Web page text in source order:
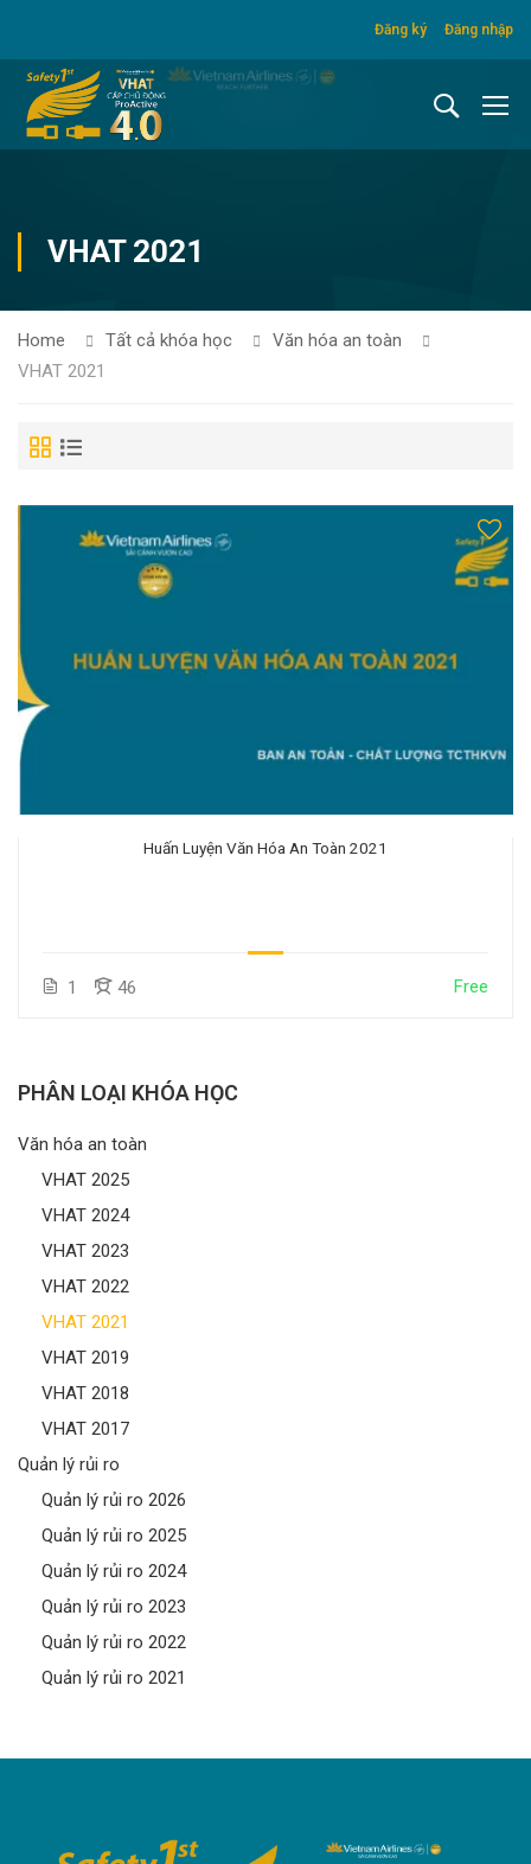
Đăng ký Đăng nhập
VHAT 2021
Home Tất cả khóa học
Văn hóa an toàn
VHAT 2021
Huấn Luyện Văn Hóa An Toàn 2021
1 46 Free
PHÂN LOẠI KHÓA HỌC
Văn hóa an toàn
VHAT 2025
VHAT 2024
VHAT 2023
VHAT 2022
VHAT 2021
VHAT 2019
VHAT 2018
VHAT 2017
Quản lý rủi ro
Quản lý rủi ro 2026
Quản lý rủi ro 2025
Quản lý rủi ro 2024
Quản lý rủi ro 2023
Quản lý rủi ro 2022
Quản lý rủi ro 2021